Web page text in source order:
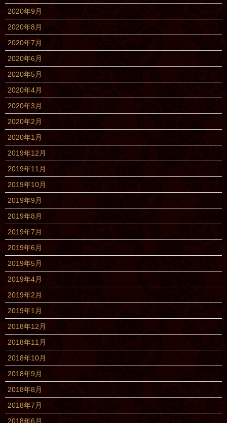
2020年9月
2020年8月
2020年7月
2020年6月
2020年5月
2020年4月
2020年3月
2020年2月
2020年1月
2019年12月
2019年11月
2019年10月
2019年9月
2019年8月
2019年7月
2019年6月
2019年5月
2019年4月
2019年2月
2019年1月
2018年12月
2018年11月
2018年10月
2018年9月
2018年8月
2018年7月
2018年6月